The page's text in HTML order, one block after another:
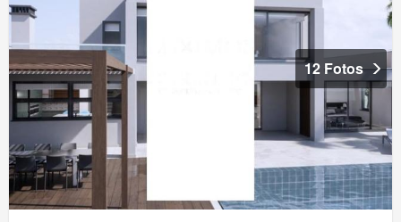
12 Fotos